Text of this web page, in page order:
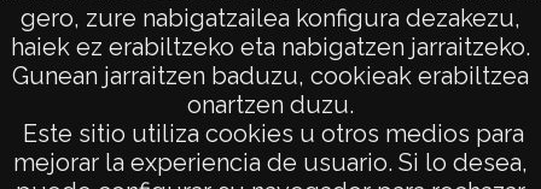
gero, zure nabigatzailea konfigura dezakezu,
haiek ez erabiltzeko eta nabigatzen jarraitzeko.
Gunean jarraitzen baduzu, cookieak erabiltzea
onartzen duzu.
Este sitio utiliza cookies u otros medios para
mejorar la experiencia de usuario. Si lo desea,
AVISO LEGAL
POLÍTICA DE PRIVACIDAD